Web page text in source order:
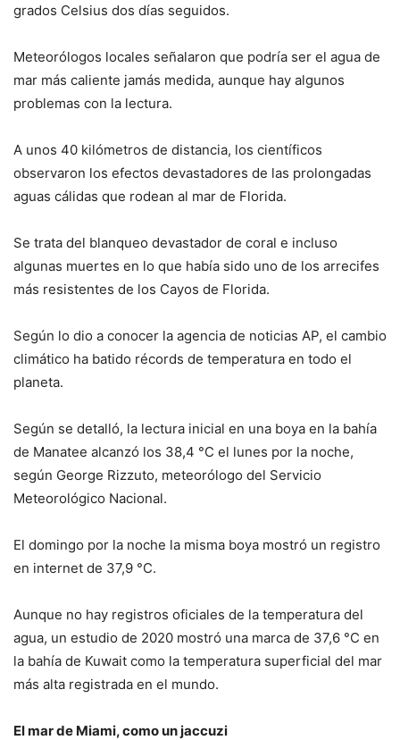
grados Celsius dos días seguidos.
Meteorólogos locales señalaron que podría ser el agua de
mar más caliente jamás medida, aunque hay algunos
problemas con la lectura.
A unos 40 kilómetros de distancia, los científicos
observaron los efectos devastadores de las prolongadas
aguas cálidas que rodean al mar de Florida.
Se trata del blanqueo devastador de coral e incluso
algunas muertes en lo que había sido uno de los arrecifes
más resistentes de los Cayos de Florida.
Según lo dio a conocer la agencia de noticias AP, el cambio
climático ha batido récords de temperatura en todo el
planeta.
Según se detalló, la lectura inicial en una boya en la bahía
de Manatee alcanzó los 38,4 °C el lunes por la noche,
según George Rizzuto, meteorólogo del Servicio
Meteorológico Nacional.
El domingo por la noche la misma boya mostró un registro
en internet de 37,9 °C.
Aunque no hay registros oficiales de la temperatura del
agua, un estudio de 2020 mostró una marca de 37,6 °C en
la bahía de Kuwait como la temperatura superficial del mar
más alta registrada en el mundo.
El mar de Miami, como un jaccuzi